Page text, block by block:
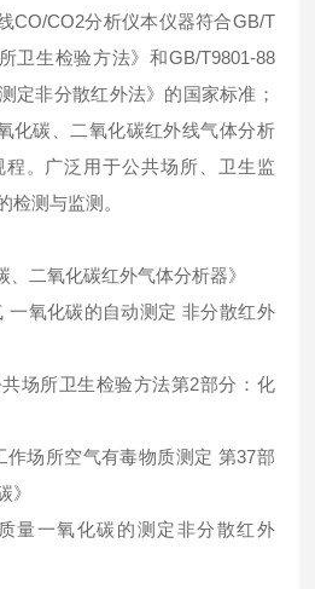
CO/CO2分析仪本仪器符合GB/T
卫生检验方法》和GB/T9801-88
定非分散红外法》的国家标准；
化碳、二氧化碳红外线气体分析
。广泛用于公共场所、卫生监
检测与监测。
、二氧化碳红外气体分析器》
一氧化碳的自动测定 非分散红外
场所卫生检验方法第2部分：化
作场所空气有毒物质测定 第37部
》
量一氧化碳的测定非分散红外